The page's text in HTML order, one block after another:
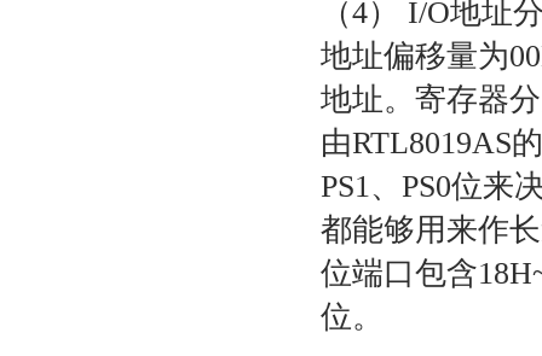
（4） I/O地
地址偏移量为
地址。寄存器
由RTL8019AS
PS1、PS0位来
都能够用来作
位端口包含
位。